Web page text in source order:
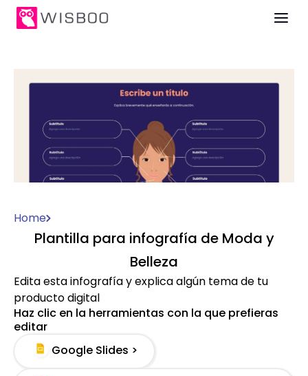
Home
Plantilla para infografía de Moda y
Belleza
Edita esta infografía y explica algún tema de tu
producto digital
Haz clic en la herramientas con la que prefieras
editar
Google Slides >